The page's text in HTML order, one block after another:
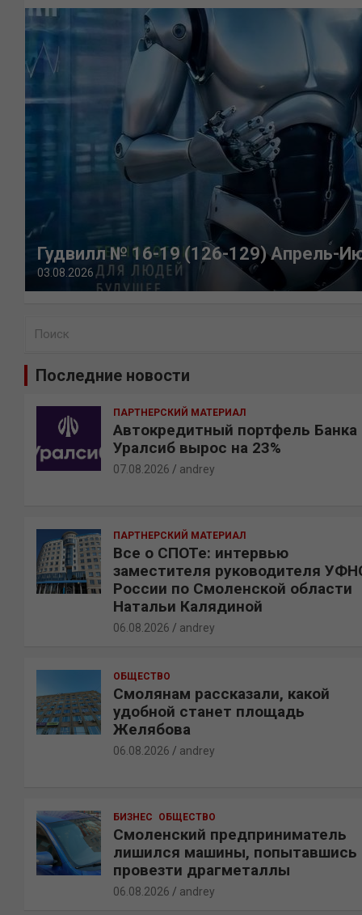
Гудвилл № 16-19 (126-129) Апрель-
03.08.2026
Последние новости
ПАРТНЕРСКИЙ МАТЕРИАЛ
Автокредитный портфель Банка
Уралсиб вырос на 23%
07.08.2026 andrey
ПАРТНЕРСКИЙ МАТЕРИАЛ
Все о СПОТе: интервью
заместителя руководителя
России по Смоленской области
Натальи Калядиной
06.08.2026 andrey
ОБЩЕСТВО
Смолянам рассказали, какой
удобной станет площадь
Желябова
06.08.2026 andrey
БИЗНЕС ОБЩЕСТВО
Смоленский предприниматель
лишился машины, попытавшись
провезти драгметаллы
06.08.2026 andrey